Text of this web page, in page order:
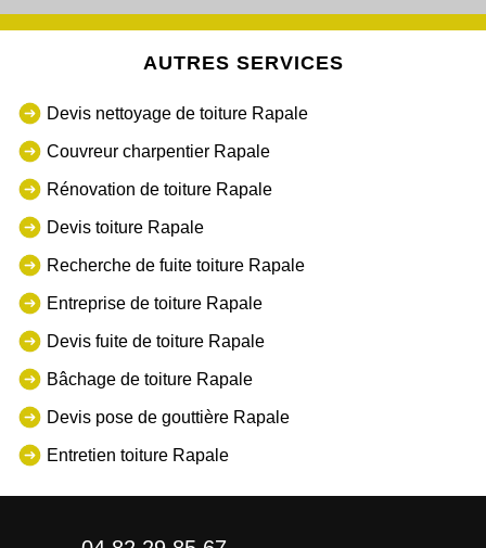
AUTRES SERVICES
Devis nettoyage de toiture Rapale
Couvreur charpentier Rapale
Rénovation de toiture Rapale
Devis toiture Rapale
Recherche de fuite toiture Rapale
Entreprise de toiture Rapale
Devis fuite de toiture Rapale
Bâchage de toiture Rapale
Devis pose de gouttière Rapale
Entretien toiture Rapale